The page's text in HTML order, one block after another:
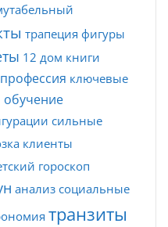
трапеция фигуры
12 дом книги
профессия ключевые
обучение
сильные
клиенты
гороскоп
анализ социальные
транзиты